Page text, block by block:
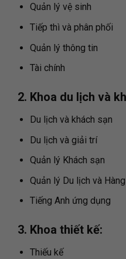
Quản lý vệ sinh
Tiếp thì và phân phối
Quản lý thông tin
Tài chính
2. Khoa du lịch và
Du lịch và khách sạn
Du lịch và giải trí
Quản lý Khách sạn
Quản lý Du lịch và
Tiếng Anh ứng dụng
3. Khoa thiết kế:
Thiếu kế